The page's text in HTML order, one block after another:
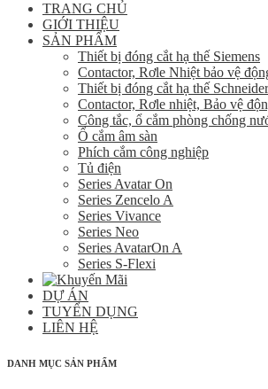
TRANG CHỦ
GIỚI THIỆU
SẢN PHẨM
Thiết bị đóng cắt hạ thế Siemens
Contactor, Rơle Nhiệt bảo vệ
Thiết bị đóng cắt hạ thế Schneider
Contactor, Rơle nhiệt, Bảo vệ
Công tắc, ổ cắm phòng chống
Ổ cắm âm sàn
Phích cắm công nghiệp
Tủ điện
Series Avatar On
Series Zencelo A
Series Vivance
Series Neo
Series AvatarOn A
Series S-Flexi
DỰ ÁN
TUYỂN DỤNG
LIÊN HỆ
DANH MỤC SẢN PHẨM